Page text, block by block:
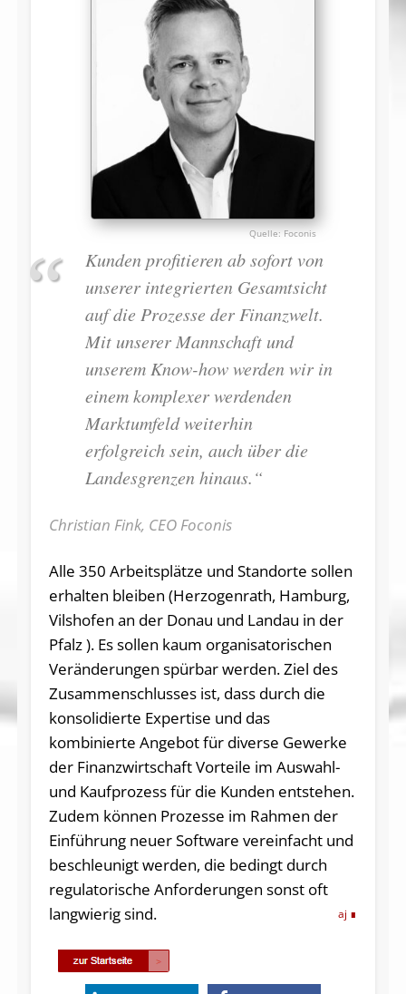
Foconis
Kunden profitieren ab sofort von
unserer integrierten Gesamtsicht
auf die Prozesse der Finanzwelt.
Mit unserer Mannschaft und
unserem Know-how werden wir in
einem komplexer werdenden
Marktumfeld weiterhin
erfolgreich sein, auch über die
Landesgrenzen hinaus.“
Christian Fink, CEO Foconis
Alle 350 Arbeitsplätze und Standorte sollen
erhalten bleiben (Herzogenrath, Hamburg,
Vilshofen an der Donau und Landau in der
Pfalz ). Es sollen kaum organisatorischen
Veränderungen spürbar werden. Ziel des
Zusammenschlusses ist, dass durch die
konsolidierte Expertise und das
kombinierte Angebot für diverse Gewerke
der Finanzwirtschaft Vorteile im Auswahl-
und Kaufprozess für die Kunden entstehen.
Zudem können Prozesse im Rahmen der
Einführung neuer Software vereinfacht und
beschleunigt werden, die bedingt durch
regulatorische Anforderungen sonst oft
langwierig sind.
aj